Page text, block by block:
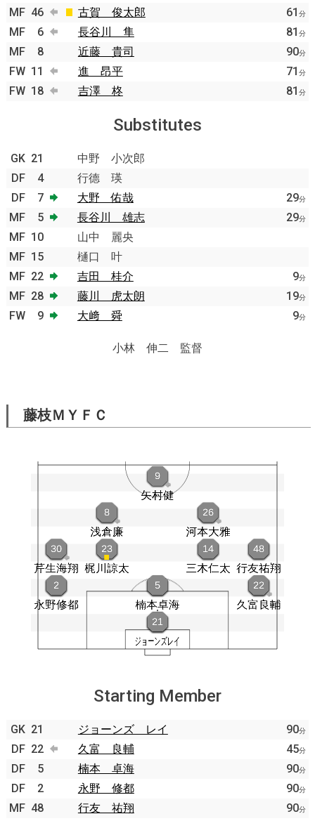
MF 46 古賀 俊太郎 61 分
MF 6 長谷川 隼 81 分
MF 8 近藤 貴司 90分
FW 11 進 昂平 71 分
FW 18 吉澤 柊 81 分
Substitutes
GK 21
中野 小次郎
DF
4
行德 瑛
DF
7 大野 佑哉 29分
MF 5 長谷川 雄志 29分
MF 10
山中 麗央
MF 15
樋口 叶
MF 22 吉田 桂介 9分
MF 28 藤川 虎太朗 19分
FW 9 大﨑 舜 9分
小林 伸二 監督
藤枝ＭＹＦＣ
Starting Member
GK 21 ジョーンズ レイ 90分
DF 22 久富 良輔 45分
DF 5 楠本 卓海 90分
DF 2 永野 修都 90分
MF 48 行友 祐翔 90分